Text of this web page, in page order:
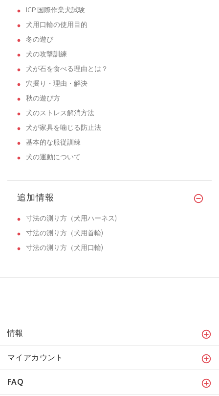
IGP 国際作業犬試験
犬用口輪の使用目的
冬の遊び
犬の攻撃訓練
犬が石を食べる理由とは？
穴掘り・理由・解決
秋の遊び方
犬のストレス解消方法
犬が家具を噛じる防止法
基本的な服従訓練
犬の運動について
追加情報
寸法の測り方（犬用ハーネス)
寸法の測り方（犬用首輪)
寸法の測り方（犬用口輪)
情報
マイアカウント
FAQ